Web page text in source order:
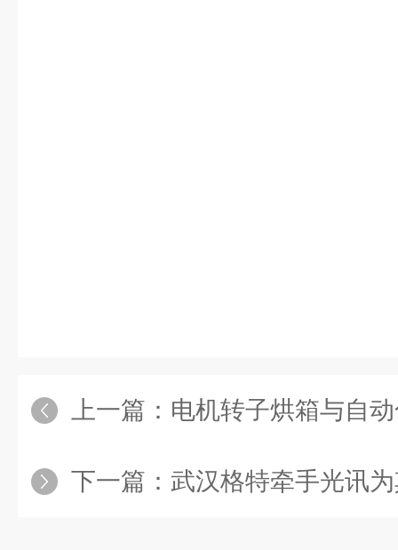
上一篇： 电机转子烘箱与自动化烘箱同步发
下一篇： 武汉格特牵手光讯为其定制